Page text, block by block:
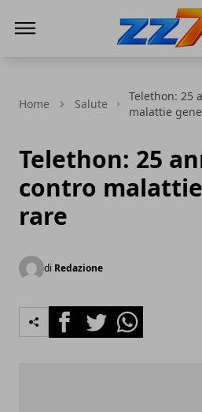
Home Salute
Telethon: 25
malattie
Telethon: 25
contro
rare
di Redazione
FacebookTwitterWhatsapp